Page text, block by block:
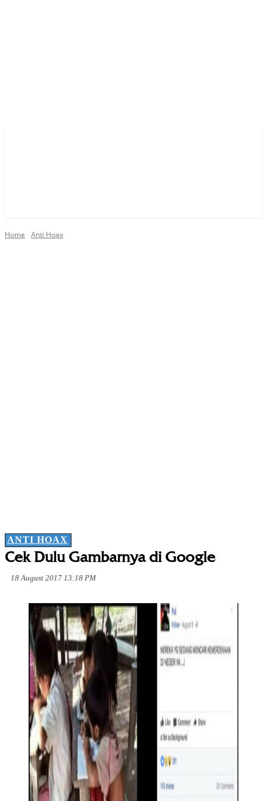
Home Anti Hoax
ANTI HOAX
Cek Dulu Gambarnya di Google
18 August 2017 13:18 PM